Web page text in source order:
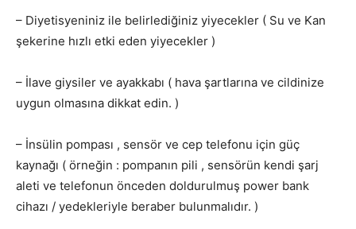
– Diyetisyeniniz ile belirlediğiniz yiyecekler ( Su ve Kan
şekerine hızlı etki eden yiyecekler )
– İlave giysiler ve ayakkabı ( hava şartlarına ve cildinize
uygun olmasına dikkat edin. )
– İnsülin pompası , sensör ve cep telefonu için güç
kaynağı ( örneğin : pompanın pili , sensörün kendi şarj
aleti ve telefonun önceden doldurulmuş power bank
cihazı / yedekleriyle beraber bulunmalıdır. )